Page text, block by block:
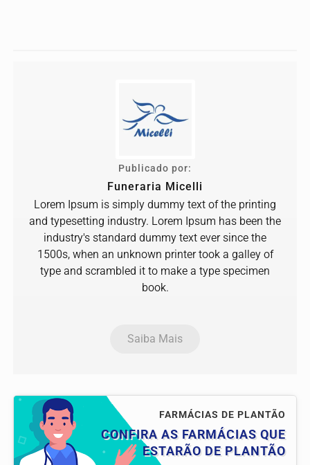
Publicado por:
Funeraria Micelli
Lorem Ipsum is simply dummy text of the printing
and typesetting industry. Lorem Ipsum has been the
industry's standard dummy text ever since the
1500s, when an unknown printer took a galley of
type and scrambled it to make a type specimen
book.
Saiba Mais
FARMÁCIAS DE PLANTÃO
CONFIRA AS FARMÁCIAS QUE
ESTARÃO DE PLANTÃO